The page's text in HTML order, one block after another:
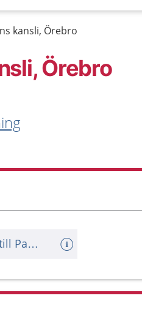
kansli, Örebro
Örebro
Lämna synpunkter eller klagomål till Patientnämnden